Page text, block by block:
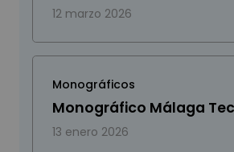
12 marzo 2026
Monográficos
Monográfico Málaga
13 enero 2026